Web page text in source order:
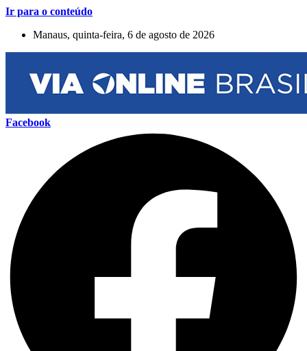
Ir para o conteúdo
Manaus, quinta-feira, 6 de agosto de 2026
Facebook